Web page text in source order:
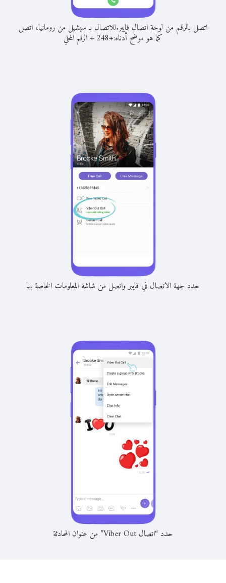
اتصل بالرقم من لوحة اتصال فايبر.للاتصال بـ سيشيل من رومانيا، اتصل
كما هو موضح أدناه:+
248
+الرقم المحلي
حدد جهة الاتصال في فايبر واتصل من شاشة المعلومات الخاصة بها
حدد “اتصال Viber Out” من عنوان المحادثة